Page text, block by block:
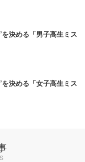
決める「男子高生ミス
決める「女子高生ミス